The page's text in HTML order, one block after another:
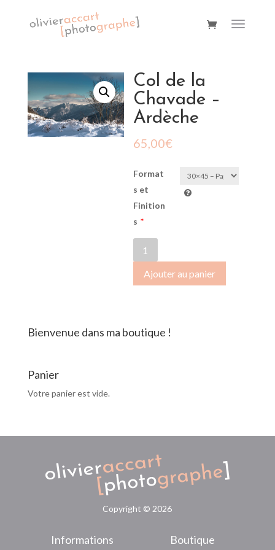
Col de la
Chavade –
Ardèche
65,00€
Format
s et
Finition
s *
de
Col
de
-
Ajouter au panier
Bienvenue dans ma boutique !
Panier
Votre panier est vide.
Copyright © 2026
Informations Boutique